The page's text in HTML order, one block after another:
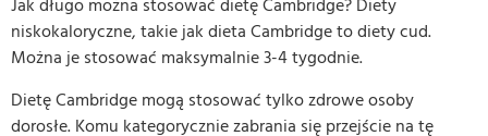
Jak długo można stosować dietę Cambridge? Diety
niskokaloryczne, takie jak dieta Cambridge to diety cud.
Można je stosować maksymalnie 3-4 tygodnie.
Dietę Cambridge mogą stosować tylko zdrowe osoby
dorosłe. Komu kategorycznie zabrania się przejście na tę